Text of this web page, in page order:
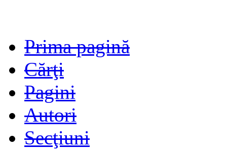
Prima pagină
Cărţi
Pagini
Autori
Secţiuni